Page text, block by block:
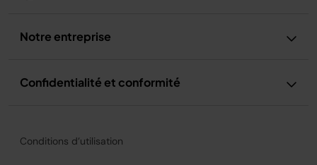
Notre entreprise
Confidentialité et conformité
Conditions d’utilisation